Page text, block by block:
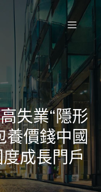
失業“隱形
養價錢中國
成長門戶